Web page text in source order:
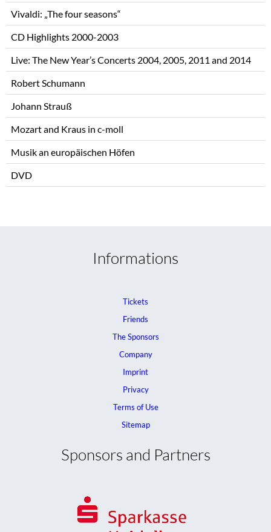
Vivaldi: „The four seasons“
CD Highlights 2000-2003
Live: The New Year’s Concerts 2004, 2005, 2011 and 2014
Robert Schumann
Johann Strauß
Mozart and Kraus in c-moll
Musik an europäischen Höfen
DVD
Informations
Tickets
Friends
The Sponsors
Company
Imprint
Privacy
Terms of Use
Sitemap
Sponsors and Partners